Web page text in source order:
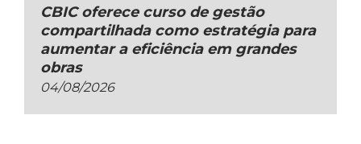
CBIC oferece curso de gestão
compartilhada como estratégia para
aumentar a eficiência em grandes
obras
04/08/2026